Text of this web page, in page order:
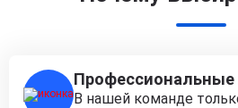
Профессиональные
В нашей команде